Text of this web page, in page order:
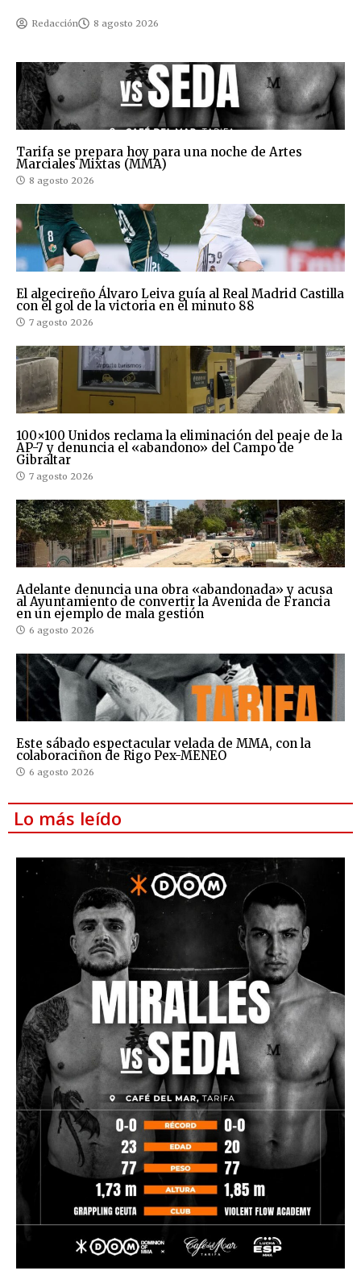
Redacción 8 agosto 2026
Tarifa se prepara hoy para una noche de Artes
Marciales Mixtas (MMA)
8 agosto 2026
El algecireño Álvaro Leiva guía al Real Madrid Castilla
con el gol de la victoria en el minuto 88
7 agosto 2026
100×100 Unidos reclama la eliminación del peaje de la
AP-7 y denuncia el «abandono» del Campo de
Gibraltar
7 agosto 2026
Adelante denuncia una obra «abandonada» y acusa
al Ayuntamiento de convertir la Avenida de Francia
en un ejemplo de mala gestión
6 agosto 2026
Este sábado espectacular velada de MMA, con la
colaboraciñon de Rigo Pex-MENEO
6 agosto 2026
Lo más leído